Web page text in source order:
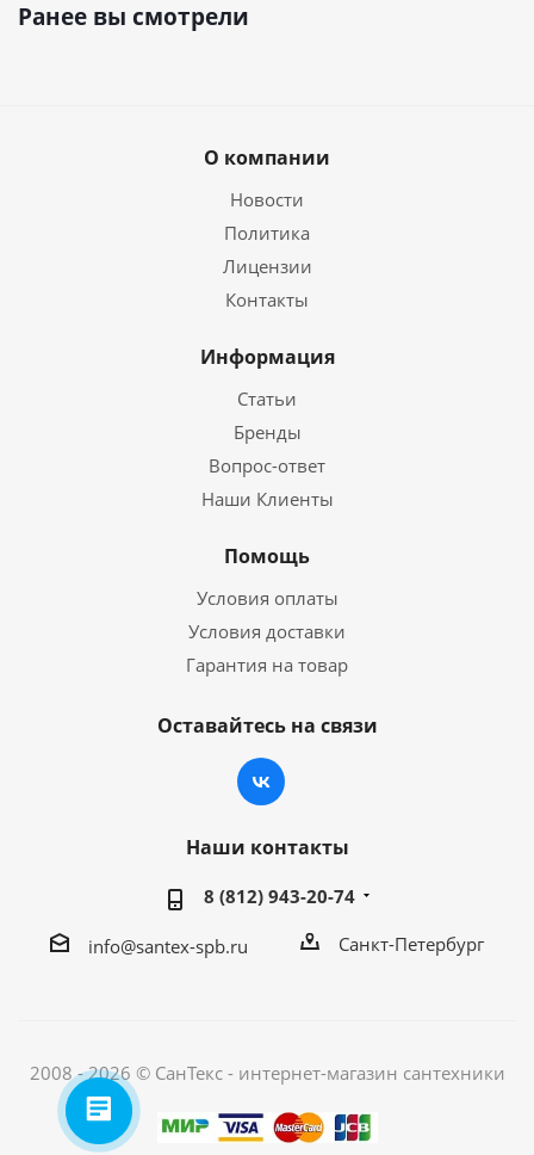
Ранее вы смотрели
О компании
Новости
Политика
Лицензии
Контакты
Информация
Статьи
Бренды
Вопрос-ответ
Наши Клиенты
Помощь
Условия оплаты
Условия доставки
Гарантия на товар
Оставайтесь на связи
Наши контакты
8 (812) 943-20-74
info@santex-spb.ru Санкт-Петербург
2008 - 2026 © СанТекс - интернет-магазин cантехники